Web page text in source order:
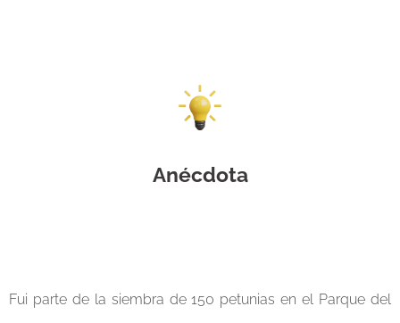
Anécdota
Fui parte de la siembra de 150 petunias en el Parque del